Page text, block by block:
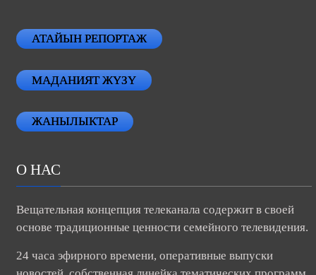
АТАЙЫН РЕПОРТАЖ
МАДАНИЯТ ЖҮЗҮ
ЖАНЫЛЫКТАР
О НАС
Вещательная концепция телеканала содержит в своей
основе традиционные ценности семейного телевидения.
24 часа эфирного времени, оперативные выпуски